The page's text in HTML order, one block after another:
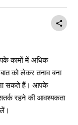
कामों में अधिक
को लेकर तनाव बना
सकते हैं। आपके
रहने की आवश्यकता